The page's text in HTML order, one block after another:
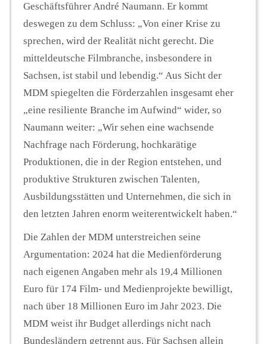
Geschäftsführer André Naumann. Er kommt
deswegen zu dem Schluss: „Von einer Krise zu
sprechen, wird der Realität nicht gerecht. Die
mitteldeutsche Filmbranche, insbesondere in
Sachsen, ist stabil und lebendig.“ Aus Sicht der
MDM spiegelten die Förderzahlen insgesamt eher
„eine resiliente Branche im Aufwind“ wider, so
Naumann weiter: „Wir sehen eine wachsende
Nachfrage nach Förderung, hochkarätige
Produktionen, die in der Region entstehen, und
produktive Strukturen zwischen Talenten,
Ausbildungsstätten und Unternehmen, die sich in
den letzten Jahren enorm weiterentwickelt haben.“
Die Zahlen der MDM unterstreichen seine
Argumentation: 2024 hat die Medienförderung
nach eigenen Angaben mehr als 19,4 Millionen
Euro für 174 Film- und Medienprojekte bewilligt,
nach über 18 Millionen Euro im Jahr 2023. Die
MDM weist ihr Budget allerdings nicht nach
Bundesländern getrennt aus. Für Sachsen allein